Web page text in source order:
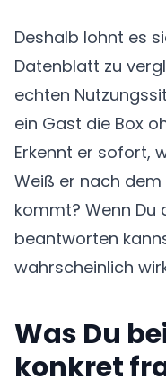
Deshalb lohnt es
Datenblatt zu
echten
ein Gast die Box
Erkennt er sofort,
Weiß er nach
kommt? Wenn Du
beantworten
wahrscheinlich
Was Du
konkret